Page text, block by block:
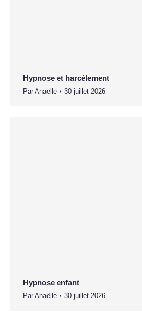
Hypnose et harcèlement
Par Anaëlle 30 juillet 2026
Hypnose enfant
Par Anaëlle 30 juillet 2026